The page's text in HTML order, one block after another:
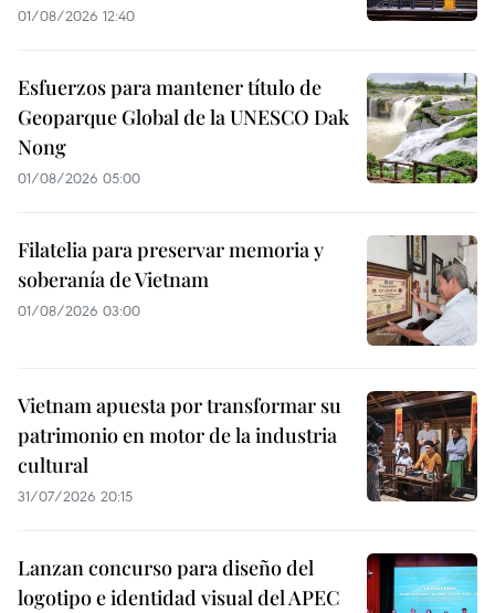
01/08/2026 12:40
Esfuerzos para mantener título de
Geoparque Global de la UNESCO Dak
Nong
01/08/2026 05:00
Filatelia para preservar memoria y
soberanía de Vietnam
01/08/2026 03:00
Vietnam apuesta por transformar su
patrimonio en motor de la industria
cultural
31/07/2026 20:15
Lanzan concurso para diseño del
logotipo e identidad visual del APEC